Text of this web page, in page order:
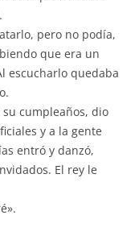
pero no podía,
que era un
escucharlo quedaba
su cumpleaños, dio
y a la gente
entró y danzó,
El rey le